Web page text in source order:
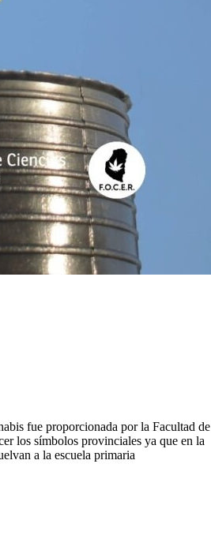
fue proporcionada por la Facultad de
los símbolos provinciales ya que en la
a la escuela primaria